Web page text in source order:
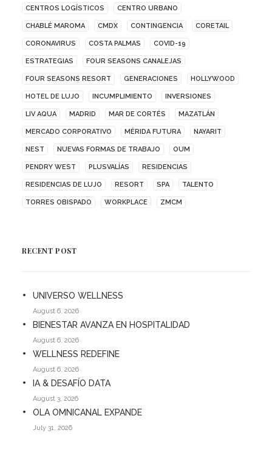
CENTROS LOGÍSTICOS CENTRO URBANO
CHABLÉ MAROMA CMDX CONTINGENCIA CORETAIL
CORONAVIRUS COSTA PALMAS COVID-19
ESTRATEGIAS FOUR SEASONS CANALEJAS
FOUR SEASONS RESORT GENERACIONES HOLLYWOOD
HOTEL DE LUJO INCUMPLIMIENTO INVERSIONES
LIV AQUA MADRID MAR DE CORTÉS MAZATLÁN
MERCADO CORPORATIVO MÉRIDA FUTURA NAYARIT
NEST NUEVAS FORMAS DE TRABAJO OUM
PENDRY WEST PLUSVALÍAS RESIDENCIAS
RESIDENCIAS DE LUJO RESORT SPA TALENTO
TORRES OBISPADO WORKPLACE ZMCM
RECENT POST
UNIVERSO WELLNESS
August 6, 2026
BIENESTAR AVANZA EN HOSPITALIDAD
August 6, 2026
WELLNESS REDEFINE
August 6, 2026
IA & DESAFÍO DATA
August 3, 2026
OLA OMNICANAL EXPANDE
July 31, 2026